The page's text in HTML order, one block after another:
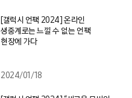
[갤럭시 언팩 2024] 온라인
생중계로는 느낄 수 없는 언팩
현장에 가다
2024/01/18